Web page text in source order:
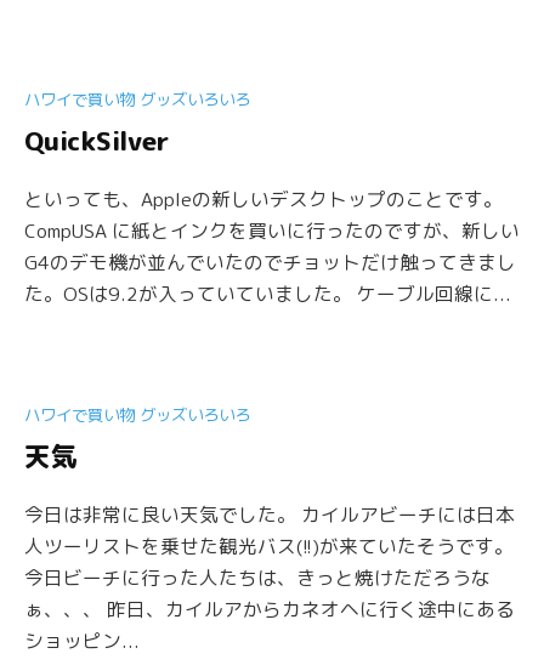
ハワイで買い物 グッズいろいろ
QuickSilver
といっても、Appleの新しいデスクトップのことです。
CompUSA に紙とインクを買いに行ったのですが、新しい
G4のデモ機が並んでいたのでチョットだけ触ってきまし
た。OSは9.2が入っていていました。 ケーブル回線に...
ハワイで買い物 グッズいろいろ
天気
今日は非常に良い天気でした。 カイルアビーチには日本
人ツーリストを乗せた観光バス(!!)が来ていたそうです。
今日ビーチに行った人たちは、きっと焼けただろうな
ぁ、、、 昨日、カイルアからカネオヘに行く途中にある
ショッピン...